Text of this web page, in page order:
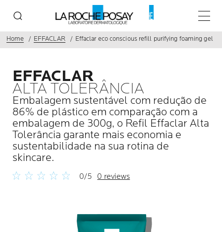
Menu
Home EFFACLAR Effaclar eco conscious refill purifying foaming gel
EFFACLAR
ALTA TOLERÂNCIA
Embalagem sustentável com redução de
86% de plástico em comparação com a
embalagem de 300g, o Refil Effaclar Alta
Tolerância garante mais economia e
sustentabilidade na sua rotina de
skincare.
0/5 0 reviews